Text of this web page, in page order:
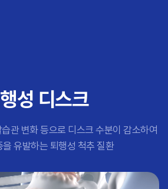
고후유증 #허리디스크
법 성 디스크
관 변화 등으로 디스크 수분이 감소하여
을 유발하는 퇴행성 척추 질환